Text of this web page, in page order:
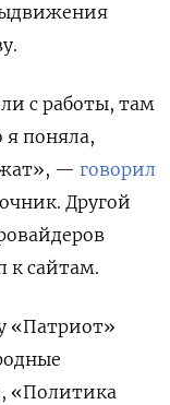
с работы, там
я поняла,
— говорил
Другой
к сайтам.
«Патриот»
«Политика